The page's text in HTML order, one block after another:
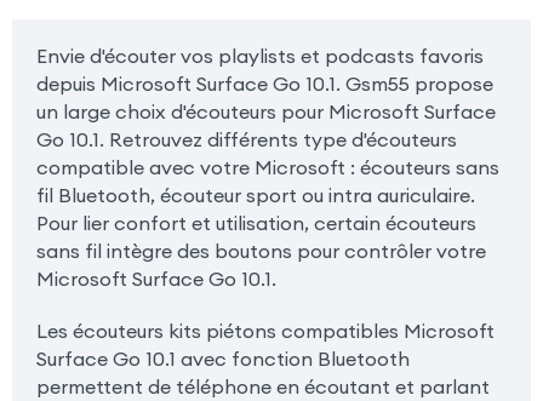
Envie d'écouter vos playlists et podcasts favoris
depuis Microsoft Surface Go 10.1. Gsm55 propose
un large choix d'écouteurs pour Microsoft Surface
Go 10.1. Retrouvez différents type d'écouteurs
compatible avec votre Microsoft : écouteurs sans
fil Bluetooth, écouteur sport ou intra auriculaire.
Pour lier confort et utilisation, certain écouteurs
sans fil intègre des boutons pour contrôler votre
Microsoft Surface Go 10.1.
Les écouteurs kits piétons compatibles Microsoft
Surface Go 10.1 avec fonction Bluetooth
permettent de téléphone en écoutant et parlant